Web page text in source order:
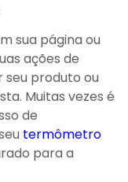
sua página ou
ações de
produto ou
Muitas vezes é
de
termômetro
para a